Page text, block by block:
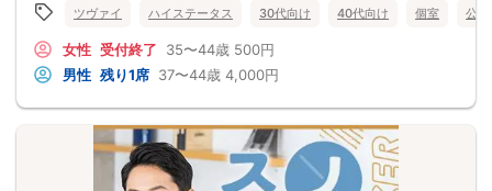
ツヴァイ ハイステータス 30代向け 40代向け 個室 公
女性 受付終了 35〜44歳 500円
男性 残り1席 37〜44歳 4,000円